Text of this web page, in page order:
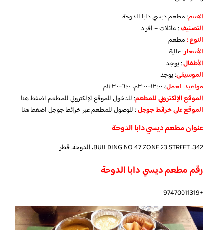
الاسم: مطعم ديسي دابا الدوحة
التصنيف: عائلات – افراد
النوع :مطعم
الأسعار:عالية
الأطفال:يوجد
الموسيقى:يوجد
مواعيد العمل:، ١٢:٠٠–٣:٠٠م، ٦:٠٠–١١:٣٠م
الموقع الإلكتروني للمطعم: للدخول للموقع الإلكتروني للمطعماضغط هنا
الموقع على خرائط جوجل: للوصول للمطعم عبر خرائط جوجلاضغط هنا
عنوان مطعم ديسي دابا الدوحة
342، BUILDING NO 47 ZONE 23 STREET، الدوحة، قطر
رقم مطعم ديسي دابا الدوحة
+97470011319